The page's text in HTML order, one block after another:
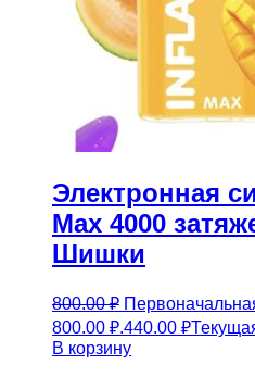
Электронная
Max 4000
Шишки
800.00₽
800.00 ₽.440.00 ₽
В корзину